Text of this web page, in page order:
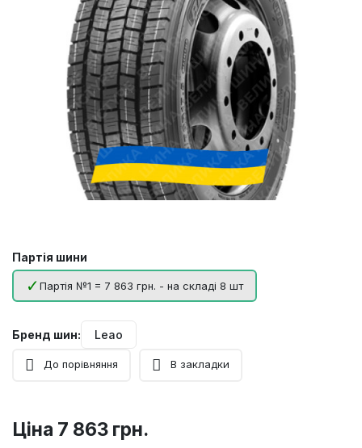
Партія шини
Партія №1 = 7 863 грн. - на складі 8 шт
Бренд шин: Leao
До порівняння В закладки
Ціна 7 863 грн.